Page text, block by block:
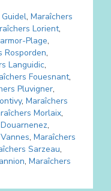
Guidel, Maraîchers
Lorient,
Plage,
Rosporden,
Languidic,
Fouesnant,
Pluvigner,
, Maraîchers
Morlaix,
Douarnenez,
Vannes, Maraîchers
Sarzeau,
, Maraîchers